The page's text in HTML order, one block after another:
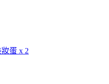
蛋 x 2